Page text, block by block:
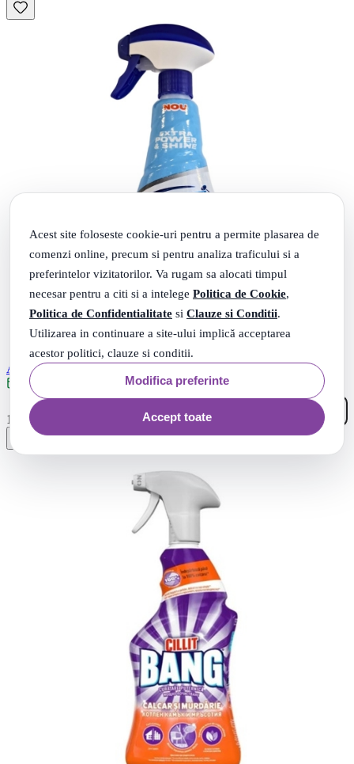
Acest site foloseste cookie-uri pentru a permite plasarea de
comenzi online, precum si pentru analiza traficului si a
preferintelor vizitatorilor. Va rugam sa alocati timpul
necesar pentru a citi si a intelege Politica de Cookie,
Politica de Confidentialitate si Clauze si Conditii.
Utilizarea in continuare a site-ului implică acceptarea
acestor politici, clauze si conditii.
Modifica preferinte
Accept toate
Asevi Solutie curatat, igienizant baie anticalcar, 750ml
Livrare: maine
15 48